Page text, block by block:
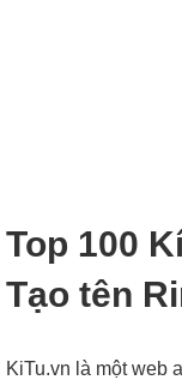
Top 100
Tạo tên
KiTu.vn là một web